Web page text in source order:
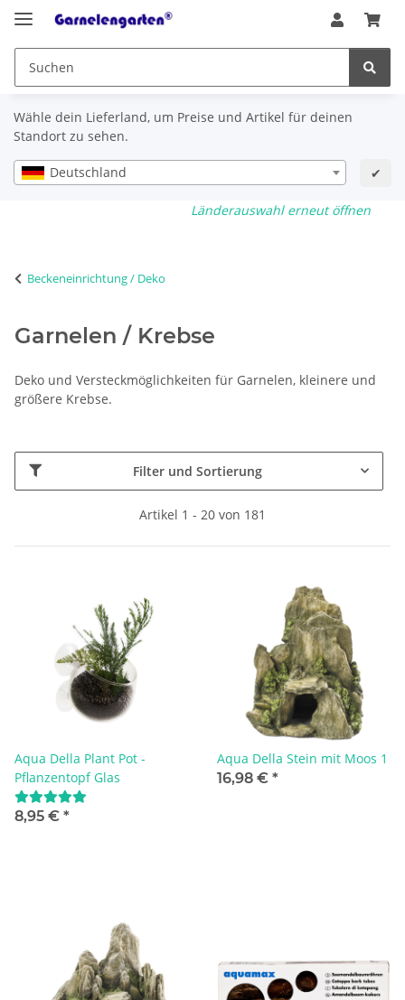
Wähle dein Lieferland, um Preise und Artikel für deinen
Standort zu sehen.
Deutschland ✔
Länderauswahl erneut öffnen
Beckeneinrichtung / Deko
Garnelen / Krebse
Deko und Versteckmöglichkeiten für Garnelen, kleinere und
größere Krebse.
Filter und Sortierung
Artikel 1 - 20 von 181
Aqua Della Plant Pot -
Pflanzentopf Glas
8,95 € *
Aqua Della Stein mit Moos 1
16,98 € *